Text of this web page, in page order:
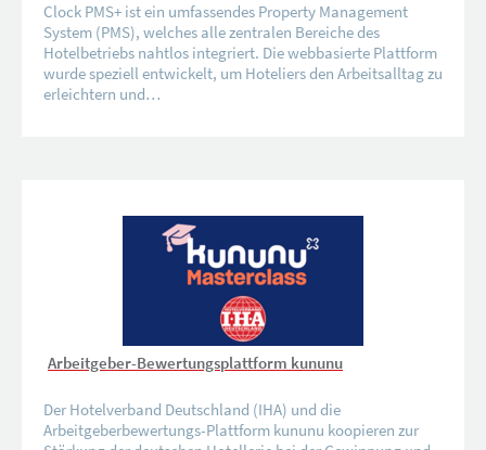
Clock PMS+ ist ein umfassendes Property Management
System (PMS), welches alle zentralen Bereiche des
Hotelbetriebs nahtlos integriert. Die webbasierte Plattform
wurde speziell entwickelt, um Hoteliers den Arbeitsalltag zu
erleichtern und…
Arbeitgeber-Bewertungsplattform kununu
Der Hotelverband Deutschland (IHA) und die
Arbeitgeberbewertungs-Plattform kununu koopieren zur